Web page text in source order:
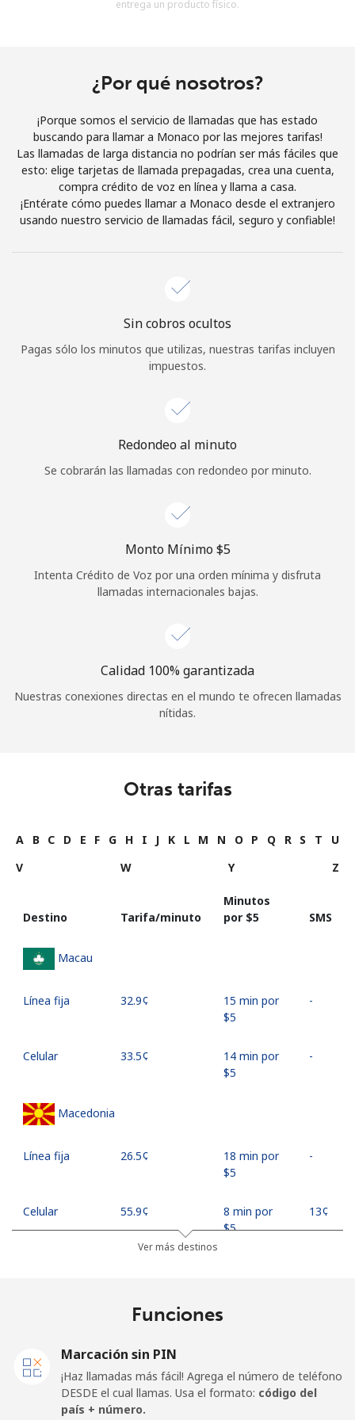
Al abrir una cuenta en este sitio web, estoy de acuerdo con
Únete
¡Hola!
Inicia sesión oREGÍSTRATE →
¿Olvidaste tu contraseña? →
Iniciar Sesión
entrega un producto físico.
¿Por qué nosotros?
¡Porque somos el servicio de llamadas que has estado
buscando para llamar a Monaco por las mejores tarifas!
Las llamadas de larga distancia no podrían ser más fáciles que
esto: elige tarjetas de llamada prepagadas, crea una cuenta,
compra crédito de voz en línea y llama a casa.
¡Entérate cómo puedes llamar a Monaco desde el extranjero
usando nuestro servicio de llamadas fácil, seguro y confiable!
Sin cobros ocultos
Pagas sólo los minutos que utilizas, nuestras tarifas incluyen
impuestos.
Redondeo al minuto
Se cobrarán las llamadas con redondeo por minuto.
Monto Mínimo ⁦$5⁩
Intenta Crédito de Voz por una orden mínima y disfruta
llamadas internacionales bajas.
Calidad 100% garantizada
Nuestras conexiones directas en el mundo te ofrecen llamadas
nítidas.
Otras tarifas
A B C D E F G H I J K L M N O P Q R S T
U
V
W Y Z
Destino Tarifa/minuto
Minutos
por ⁦$5⁩
SMS
Macau
Línea fija ⁦32.9¢⁩
15 min por
⁦$5⁩
-
Celular ⁦33.5¢⁩
14 min por
⁦$5⁩
-
Macedonia
Línea fija ⁦26.5¢⁩
18 min por
⁦$5⁩
-
Celular ⁦55.9¢⁩
8 min por
⁦$5⁩
⁦13¢⁩
⁦81.9¢⁩
Celular
⁦$5⁩
Ver más destinos
Funciones
Marcación sin PIN
¡Haz llamadas más fácil! Agrega el número de teléfono
DESDE el cual llamas. Usa el formato: código del
país + número.